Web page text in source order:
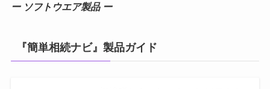
ー ソフトウエア製品 ー
『簡単相続ナビ』製品ガイド